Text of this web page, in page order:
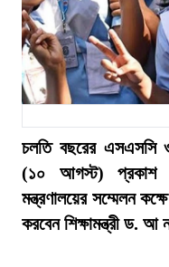
চলতি বছরের এসএসসি
(১০ আগস্ট) প্রকাশ
মন্ত্রণালয়ের সম্মেলন
করবেন শিক্ষামন্ত্রী ড.